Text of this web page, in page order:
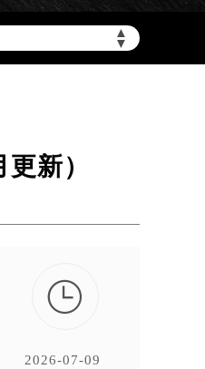
▲
▼
新）

2026-07-09